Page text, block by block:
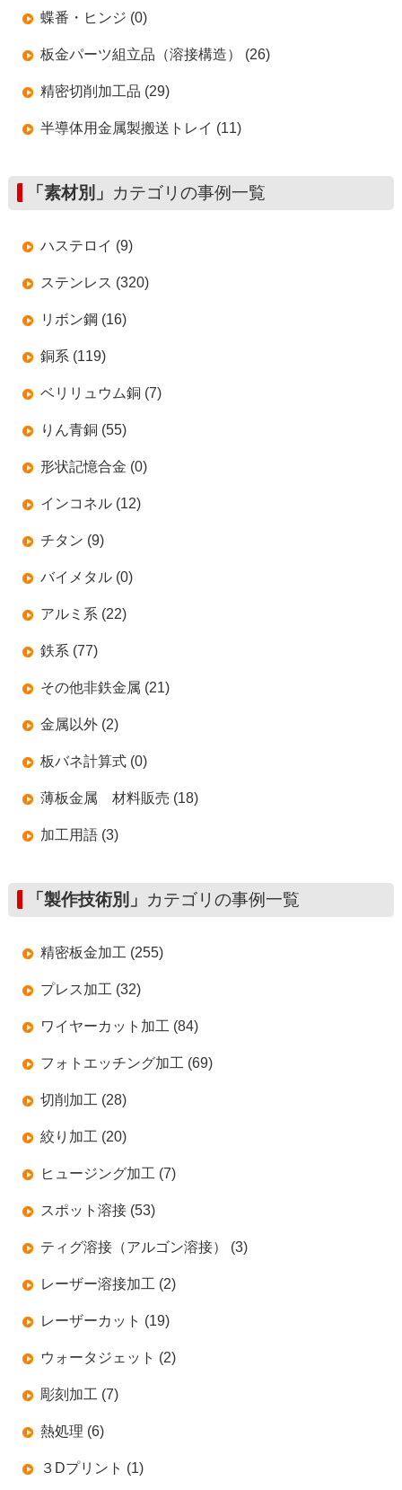
蝶番・ヒンジ (0)
板金パーツ組立品（溶接構造） (26)
精密切削加工品 (29)
半導体用金属製搬送トレイ (11)
「素材別」 カテゴリの事例一覧
ハステロイ (9)
ステンレス (320)
リボン鋼 (16)
銅系 (119)
ベリリュウム銅 (7)
りん青銅 (55)
形状記憶合金 (0)
インコネル (12)
チタン (9)
バイメタル (0)
アルミ系 (22)
鉄系 (77)
その他非鉄金属 (21)
金属以外 (2)
板バネ計算式 (0)
薄板金属 材料販売 (18)
加工用語 (3)
「製作技術別」 カテゴリの事例一覧
精密板金加工 (255)
プレス加工 (32)
ワイヤーカット加工 (84)
フォトエッチング加工 (69)
切削加工 (28)
絞り加工 (20)
ヒュージング加工 (7)
スポット溶接 (53)
ティグ溶接（アルゴン溶接） (3)
レーザー溶接加工 (2)
レーザーカット (19)
ウォータジェット (2)
彫刻加工 (7)
熱処理 (6)
３Dプリント (1)